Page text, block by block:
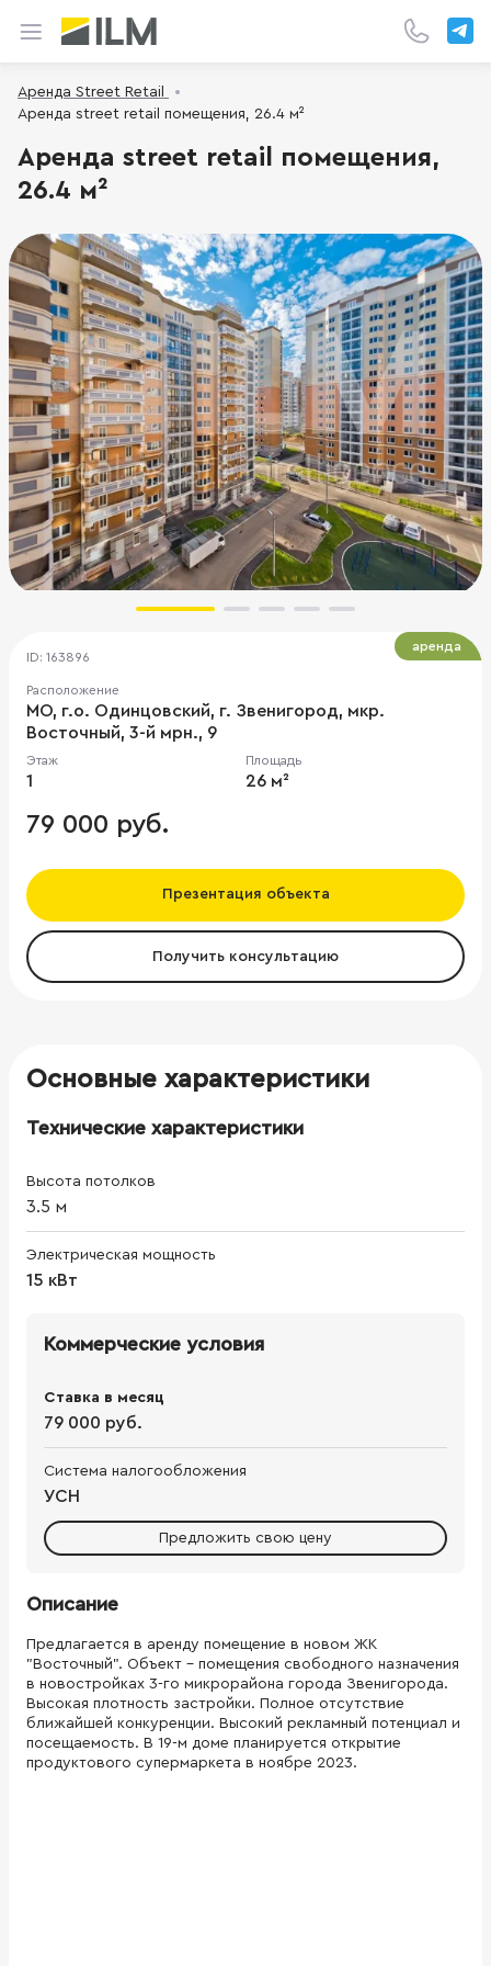
Аренда Street Retail
Аренда street retail помещения, 26.4 м²
Аренда street retail помещения,
26.4 м²
ID: 163896
Расположение
МО, г.о. Одинцовский, г. Звенигород, мкр.
Восточный, 3-й мрн., 9
Этаж
1
Площадь
26 м²
79 000 руб.
Презентация объекта
Получить консультацию
аренда
Основные характеристики
Технические характеристики
Высота потолков
3.5 м
Электрическая мощность
15 кВт
Коммерческие условия
Ставка в месяц
79 000 руб.
Система налогообложения
УСН
Предложить свою цену
Описание
Предлагается в аренду помещение в новом ЖК
"Восточный". Объект – помещения свободного назначения
в новостройках 3-го микрорайона города Звенигорода.
Высокая плотность застройки. Полное отсутствие
ближайшей конкуренции. Высокий рекламный потенциал и
посещаемость. В 19-м доме планируется открытие
продуктового супермаркета в ноябре 2023.